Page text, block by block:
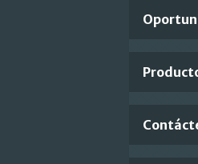
Links